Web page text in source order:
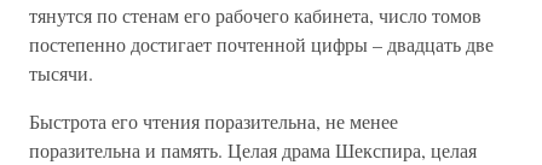
тянутся по стенам его рабочего кабинета, число томов
постепенно достигает почтенной цифры – двадцать две
тысячи.
Быстрота его чтения поразительна, не менее
поразительна и память. Целая драма Шекспира, целая